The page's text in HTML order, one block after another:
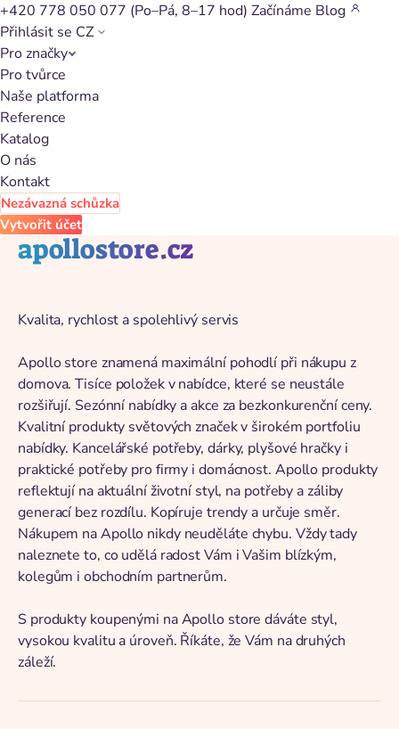
+420 778 050 077 (Po–Pá, 8–17 hod) Začínáme Blog
Přihlásit se CZ
Pro značky
Pro tvůrce
Naše platforma
Reference
Katalog
O nás
Kontakt
Nezávazná schůzka
Vytvořit účet
Zpět na katalog
apollostore.cz
Kvalita, rychlost a spolehlivý servis
Apollo store znamená maximální pohodlí při nákupu z
domova. Tisíce položek v nabídce, které se neustále
rozšiřují. Sezónní nabídky a akce za bezkonkurenční ceny.
Kvalitní produkty světových značek v širokém portfoliu
nabídky. Kancelářské potřeby, dárky, plyšové hračky i
praktické potřeby pro firmy i domácnost. Apollo produkty
reflektují na aktuální životní styl, na potřeby a záliby
generací bez rozdílu. Kopíruje trendy a určuje směr.
Nákupem na Apollo nikdy neuděláte chybu. Vždy tady
naleznete to, co udělá radost Vám i Vašim blízkým,
kolegům i obchodním partnerům.
S produkty koupenými na Apollo store dáváte styl,
vysokou kvalitu a úroveň. Říkáte, že Vám na druhých
záleží.